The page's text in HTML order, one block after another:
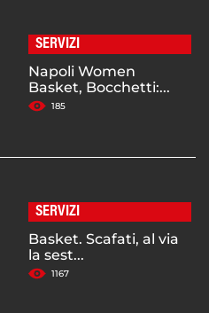
SERVIZI
Napoli Women
Basket, Bocchetti:...
185
SERVIZI
Basket. Scafati, al via
la sest...
1167